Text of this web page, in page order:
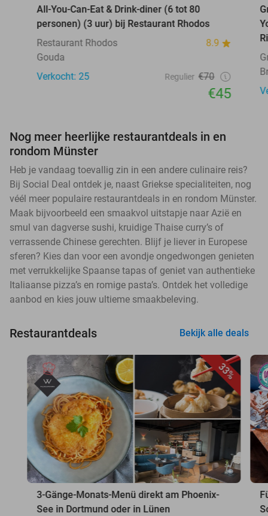
All-You-Can-Eat & Drink-diner (6 tot 80
personen) (3 uur) bij Restaurant Rhodos
Restaurant Rhodos
8.9
Gouda
Verkocht: 25
Regulier €70
€45
Nog meer heerlijke restaurantdeals in en
rondom Münster
Heb je vandaag toevallig zin in een andere culinaire reis?
Bij Social Deal ontdek je, naast Griekse specialiteiten, nog
véél meer populaire restaurantdeals in en rondom Münster.
Maak bijvoorbeeld een smaakvol uitstapje naar Azië en
smul van dagverse sushi, kruidige Thaise curry’s of
verrassende Chinese gerechten. Blijf je liever in Europese
sferen? Kies dan voor een avondje ongedwongen genieten
met verrukkelijke Spaanse tapas of geniet van authentieke
Italiaanse pizza’s en romige pasta’s. Ontdek het volledige
aanbod en kies jouw ultieme smaakbeleving.
Restaurantdeals Bekijk alle deals
33%
3-Gänge-Monats-Menü direkt am Phoenix-
See in Dortmund oder in Lünen